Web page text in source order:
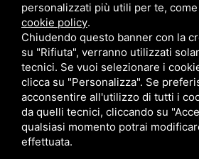
Via Giolitti, 5 - 20025 - Legnano
+39 0331 1542871
+39 334 1291872
info@antoniosartori.com
Whatsapp
personalizzati più utili per te,
cookie policy.
Chiudendo questo banner con la
su "Rifiuta", verranno utilizzati
tecnici. Se vuoi selezionare i
clicca su "Personalizza". Se
acconsentire all'utilizzo di tutti i
da quelli tecnici, cliccando su
qualsiasi momento potrai
effettuata.